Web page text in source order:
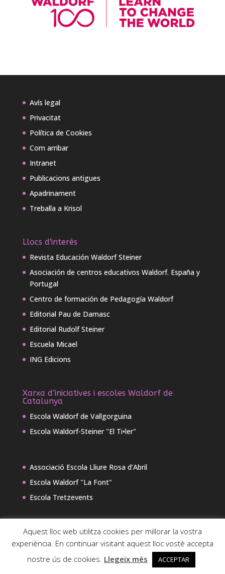
Avís legal
Privacitat
Política de Cookies
Com arribar
Intranet
Publicacions antigues
Apadrinament
Treballa a Krisol
Llocs d'interès
Revista Educación Waldorf Steiner
Asociación de centros educativos Waldorf. España y
Portugal
Centro de formación de Pedagogía Waldorf
Editorial Pau de Damasc
Editorial Rudolf Steiner
Escuela Micael
ING Edicions
Xarxa d’iniciatives i escoles Waldorf de
Catalunya
Escola Waldorf de Vallgorguina
Escola Waldorf-Steiner "El Ti•ler"
Associació Escola Lliure Rosa d’Abril
Escola Waldorf "La Font"
Escola Tretzevents
Aquest lloc web utilitza cookies per millorar la vostra
experiència. En continuar visitant aquest lloc vostè accepta
nostre ús de cookies. Llegeix més ACCEPTAR